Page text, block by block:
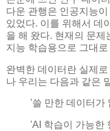
다운 관행은 인공지능
있었다. 이를 위해서 데
을 해 왔다. 현재의 문
지능 학습용으로 그대
완벽한 데이터란 실제
나 우리는 다음과 같은
'쓸 만한 데이터가
'AI 학습이 가능한